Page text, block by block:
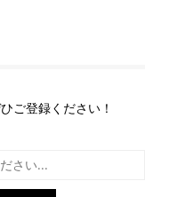
ご登録ください！